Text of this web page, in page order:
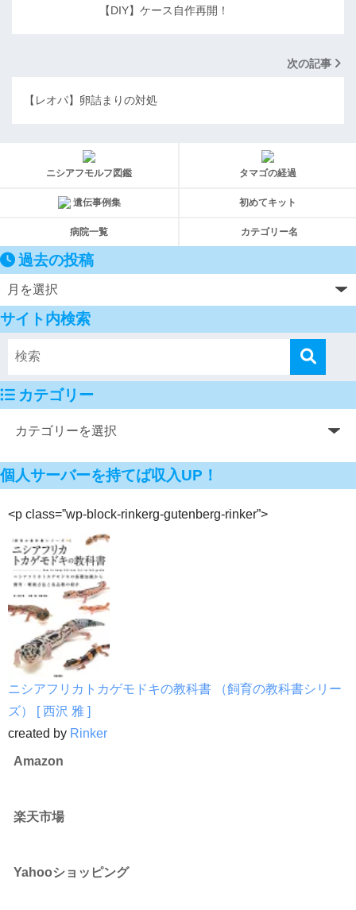
【DIY】ケース自作再開！
次の記事
【レオパ】卵詰まりの対処
ニシアフモルフ図鑑 タマゴの経過
遺伝事例集 初めてキット
病院一覧 カテゴリー名
過去の投稿
サイト内検索
カテゴリー
個人サーバーを持てば収入UP！
<p class=”wp-block-rinkerg-gutenberg-rinker”>
ニシアフリカトカゲモドキの教科書 （飼育の教科書シリー
ズ） [ 西沢 雅 ]
created by Rinker
Amazon
楽天市場
Yahooショッピング